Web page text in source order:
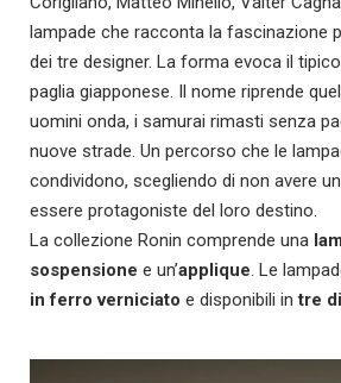
lampade che racconta la fascinazione
dei tre designer. La forma evoca il
paglia giapponese. Il nome riprende
uomini onda, i samurai rimasti senza
nuove strade. Un percorso che le
condividono, scegliendo di non avere
essere protagoniste del loro destino.
La collezione Ronin comprende una
sospensione e un’applique . Le
in ferro verniciato e disponibili intre